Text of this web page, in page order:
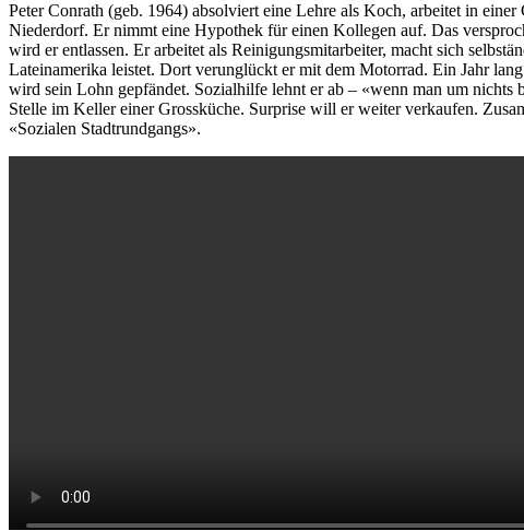
Peter Conrath (geb. 1964) absolviert eine Lehre als Koch, arbeitet in
Niederdorf. Er nimmt eine Hypothek für einen Kollegen auf. Das
wird er entlassen. Er arbeitet als Reinigungsmitarbeiter, macht sich
Lateinamerika leistet. Dort verunglückt er mit dem Motorrad. Ein Jahr
wird sein Lohn gepfändet. Sozialhilfe lehnt er ab – «wenn man um
Stelle im Keller einer Grossküche. Surprise will er weiter verkaufen.
«Sozialen Stadtrundgangs».